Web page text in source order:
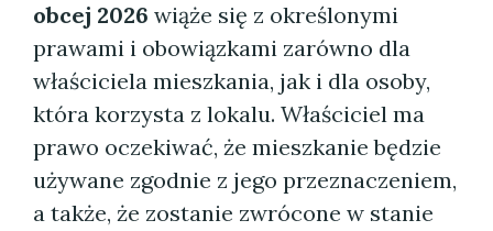
obcej 2026 wiąże się z określonymi
prawami i obowiązkami zarówno dla
właściciela mieszkania, jak i dla osoby,
która korzysta z lokalu. Właściciel ma
prawo oczekiwać, że mieszkanie będzie
używane zgodnie z jego przeznaczeniem,
a także, że zostanie zwrócone w stanie